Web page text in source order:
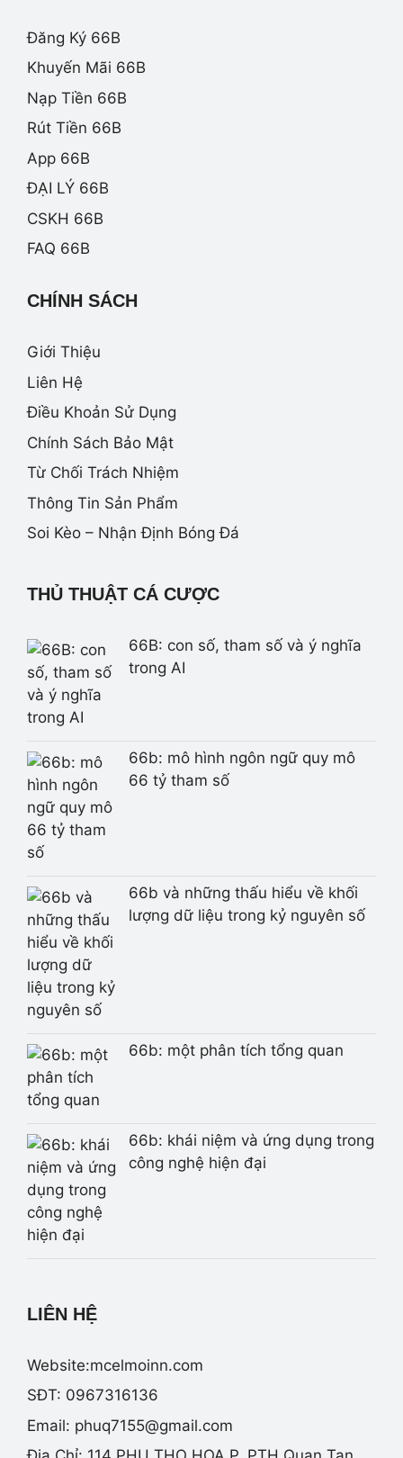
Đăng Ký 66B
Khuyến Mãi 66B
Nạp Tiền 66B
Rút Tiền 66B
App 66B
ĐẠI LÝ 66B
CSKH 66B
FAQ 66B
CHÍNH SÁCH
Giới Thiệu
Liên Hệ
Điều Khoản Sử Dụng
Chính Sách Bảo Mật
Từ Chối Trách Nhiệm
Thông Tin Sản Phẩm
Soi Kèo – Nhận Định Bóng Đá
THỦ THUẬT CÁ CƯỢC
66B: con số, tham số và ý nghĩa
trong AI
66b: mô hình ngôn ngữ quy mô
66 tỷ tham số
66b và những thấu hiểu về khối
lượng dữ liệu trong kỷ nguyên số
66b: một phân tích tổng quan
66b: khái niệm và ứng dụng trong
công nghệ hiện đại
LIÊN HỆ
Website:mcelmoinn.com
SĐT: 0967316136
Email: phuq7155@gmail.com